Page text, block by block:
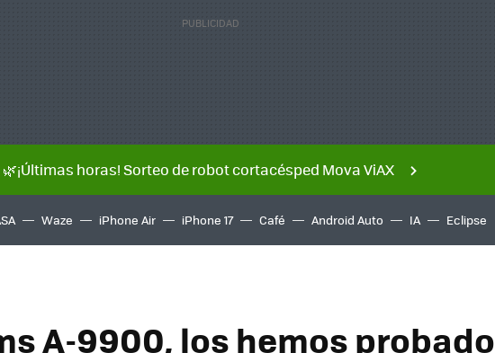
🌿¡Últimas horas! Sorteo de robot cortacésped Mova ViAX
Waze iPhone Air iPhone 17 Café Android Auto IA Eclipse
A-9900, los hemos probado